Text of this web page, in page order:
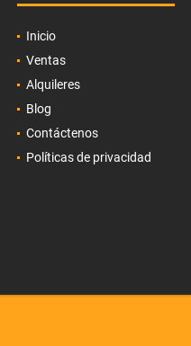
Inicio
Ventas
Alquileres
Blog
Contáctenos
Políticas de privacidad